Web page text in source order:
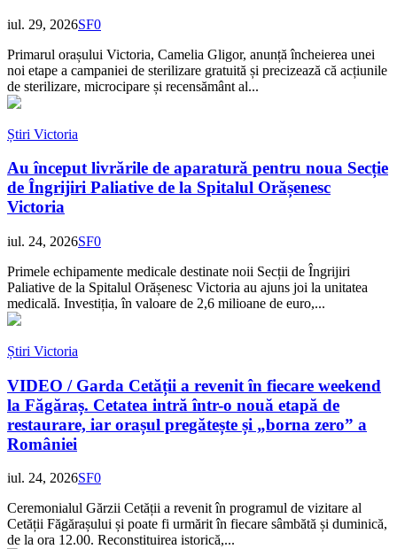
iul. 29, 2026SF0
Primarul orașului Victoria, Camelia Gligor, anunță încheierea unei
noi etape a campaniei de sterilizare gratuită și precizează că acțiunile
de sterilizare, microcipare și recensământ al...
Știri Victoria
Au început livrările de aparatură pentru noua Secție
de Îngrijiri Paliative de la Spitalul Orășenesc
Victoria
iul. 24, 2026SF0
Primele echipamente medicale destinate noii Secții de Îngrijiri
Paliative de la Spitalul Orășenesc Victoria au ajuns joi la unitatea
medicală. Investiția, în valoare de 2,6 milioane de euro,...
Știri Victoria
VIDEO / Garda Cetății a revenit în fiecare weekend
la Făgăraș. Cetatea intră într-o nouă etapă de
restaurare, iar orașul pregătește și „borna zero” a
României
iul. 24, 2026SF0
Ceremonialul Gărzii Cetății a revenit în programul de vizitare al
Cetății Făgărașului și poate fi urmărit în fiecare sâmbătă și duminică,
de la ora 12.00. Reconstituirea istorică,...